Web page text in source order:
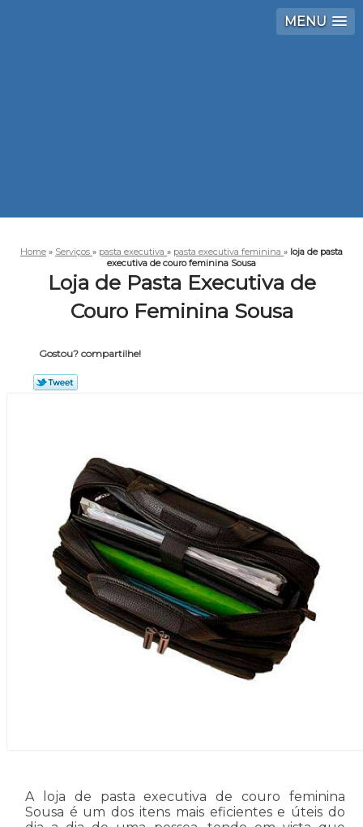
MENU
Home » Serviços » pasta executiva » pasta executiva feminina » loja de pasta
executiva de couro feminina Sousa
Loja de Pasta Executiva de
Couro Feminina Sousa
Gostou? compartilhe!
A loja de pasta executiva de couro feminina
Sousa é um dos itens mais eficientes e úteis do